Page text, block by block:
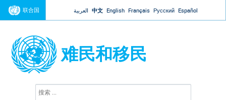
Jump to navigation
联合国 العربية 中文 English Français Русский Español
难民和移民
搜
索